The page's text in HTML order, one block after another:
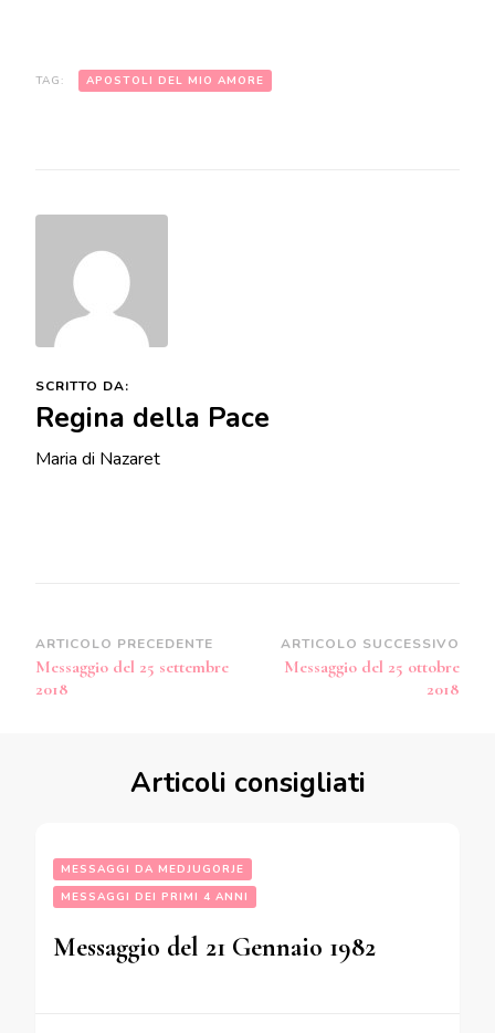
amore nei cuori…
TAG: APOSTOLI DEL MIO AMORE
SCRITTO DA:
Regina della Pace
Maria di Nazaret
Navigazione
articoli
ARTICOLO PRECEDENTE
Messaggio del 25 settembre
2018
ARTICOLO SUCCESSIVO
Messaggio del 25 ottobre
2018
Articoli consigliati
MESSAGGI DA MEDJUGORJE
MESSAGGI DEI PRIMI 4 ANNI
Messaggio del 21 Gennaio 1982